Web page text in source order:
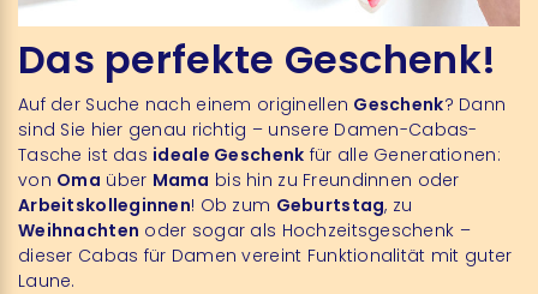
Das perfekte Geschenk!
Auf der Suche nach einem originellen Geschenk? Dann
sind Sie hier genau richtig – unsere Damen-Cabas-
Tasche ist das ideale Geschenk für alle Generationen:
von Oma über Mama bis hin zu Freundinnen oder
Arbeitskolleginnen! Ob zum Geburtstag, zu
Weihnachten oder sogar als Hochzeitsgeschenk –
dieser Cabas für Damen vereint Funktionalität mit guter
Laune.